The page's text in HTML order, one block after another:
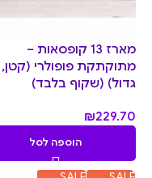
מארז 13 קופסאות –
מתוקתקת פופולרי (קטן,
גדול) (שקוף בלבד)
₪229.70
הוספה לסל